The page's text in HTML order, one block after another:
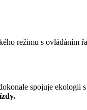
režimu s ovládáním
spojuje ekologii